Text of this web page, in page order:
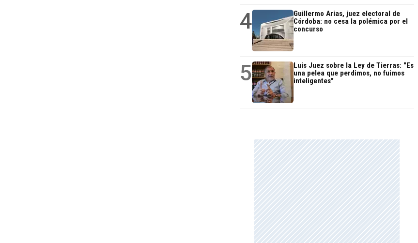
4
Guillermo Arias, juez electoral de
Córdoba: no cesa la polémica por el
concurso
5
Luis Juez sobre la Ley de Tierras: "Es
una pelea que perdimos, no fuimos
inteligentes"